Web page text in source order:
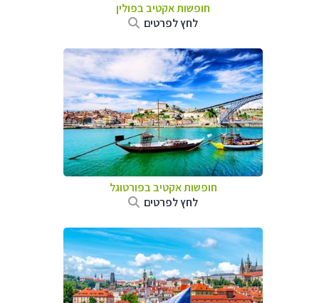
חופשות אקטיב בפולין
לחץ לפרטים
חופשות אקטיב בפורטוגל
לחץ לפרטים